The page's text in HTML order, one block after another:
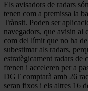
Els avisadors de radars
tenen com a premissa la
Trànsit. Poden ser
navegadors, que avisin al
com del límit que no ha
subestimar als radars,
estratègicament radars de
frenen i acceleren per a
DGT comptarà amb 26
seran fixos i els altres 16